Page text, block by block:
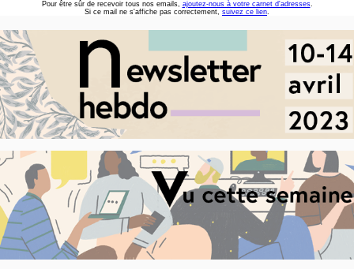
Pour être sûr de recevoir tous nos emails, ajoutez-nous à votre carnet d'adresses.
Si ce mail ne s'affiche pas correctement, suivez ce lien.